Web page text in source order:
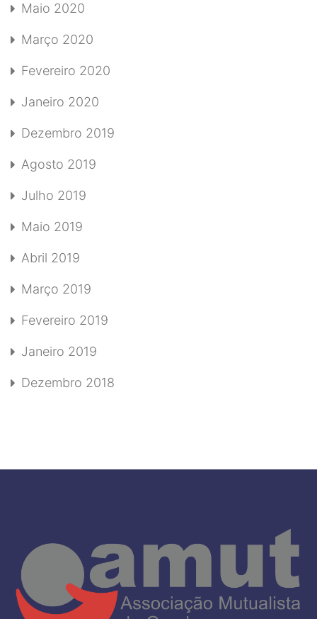
Maio 2020
Março 2020
Fevereiro 2020
Janeiro 2020
Dezembro 2019
Agosto 2019
Julho 2019
Maio 2019
Abril 2019
Março 2019
Fevereiro 2019
Janeiro 2019
Dezembro 2018